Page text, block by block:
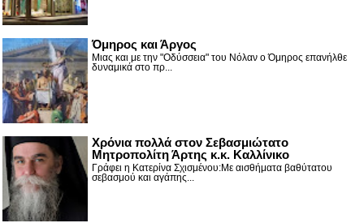
Όμηρος και Άργος
Μιας και με την "Οδύσσεια" του Νόλαν ο Όμηρος επανήλθε
δυναμικά στο πρ...
Χρόνια πολλά στον Σεβασμιώτατο
Μητροπολίτη Άρτης κ.κ. Καλλίνικο
Γράφει η Κατερίνα Σχισμένου:Με αισθήματα βαθύτατου
σεβασμού και αγάπης...